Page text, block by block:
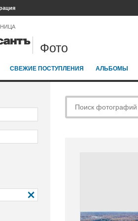
Фото
СВЕЖИЕ ПОСТУПЛЕНИЯ АЛЬБОМЫ